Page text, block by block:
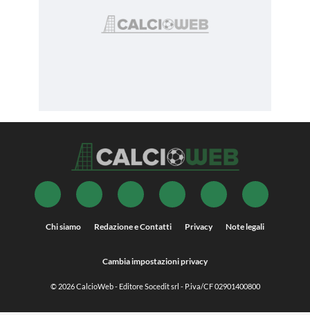
Chi siamo Redazione e Contatti Privacy Note legali
Cambia impostazioni privacy
© 2026CalcioWeb- Editore Socedit srl - P.iva/CF 02901400800